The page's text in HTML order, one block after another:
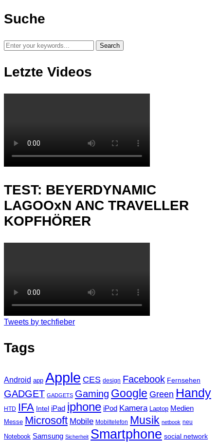
Suche
Letzte Videos
TEST: BEYERDYNAMIC
LAGOOxN ANC TRAVELLER
KOPFHÖRER
Tweets by techfieber
Tags
Android app Apple CES design Facebook Fernsehen
GADGET GADGETS Gaming Google Green Handy
HTD IFA Intel iPad iphone iPod Kamera Laptop Medien
Messe Microsoft Mobile Mobiltelefon Musik netbook neu
Notebook Samsung Sicherheit Smartphone social network